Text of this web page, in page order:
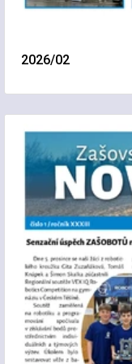
2026/02